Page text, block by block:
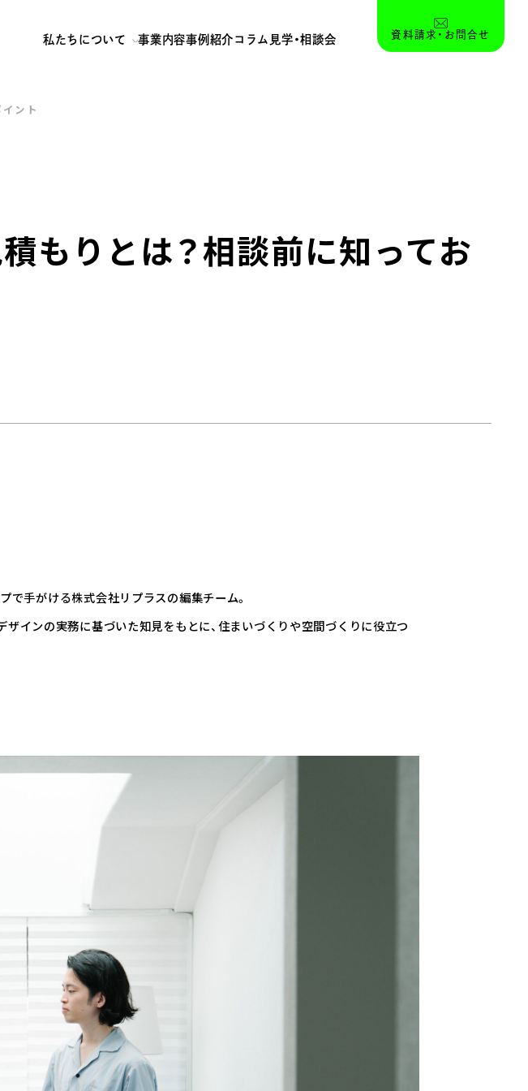
私たちについて 事業内容事例紹介 コラム 見学・相談会 資料請求・お問合せ
ント
もりとは？相談前に知ってお
で手がける株式会社リプラスの編集チーム。
ザインの実務に基づいた知見をもとに、住まいづくりや空間づくりに役立つ